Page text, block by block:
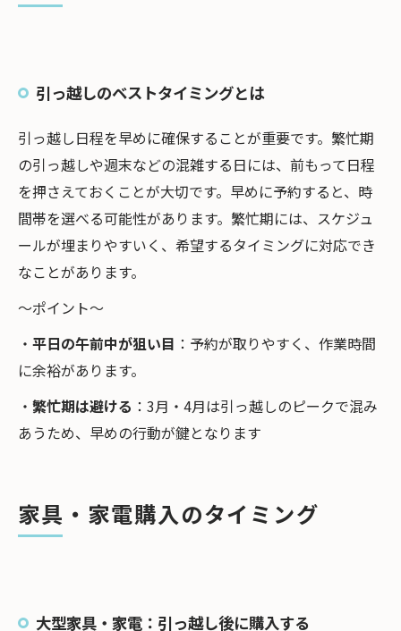
引っ越しのベストタイミングとは
引っ越し日程を早めに確保することが重要です。繁忙期
の引っ越しや週末などの混雑する日には、前もって日程
を押さえておくことが大切です。早めに予約すると、時
間帯を選べる可能性があります。繁忙期には、スケジュ
ールが埋まりやすいく、希望するタイミングに対応でき
なことがあります。
～ポイント～
・ 平日の午前中が狙い目 ：予約が取りやすく、作業時間
に余裕があります。
・ 繁忙期は避ける ：3月・4月は引っ越しのピークで混み
あうため、早めの行動が鍵となります
家具・家電購入のタイミング
大型家具・家電：引っ越し後に購入する